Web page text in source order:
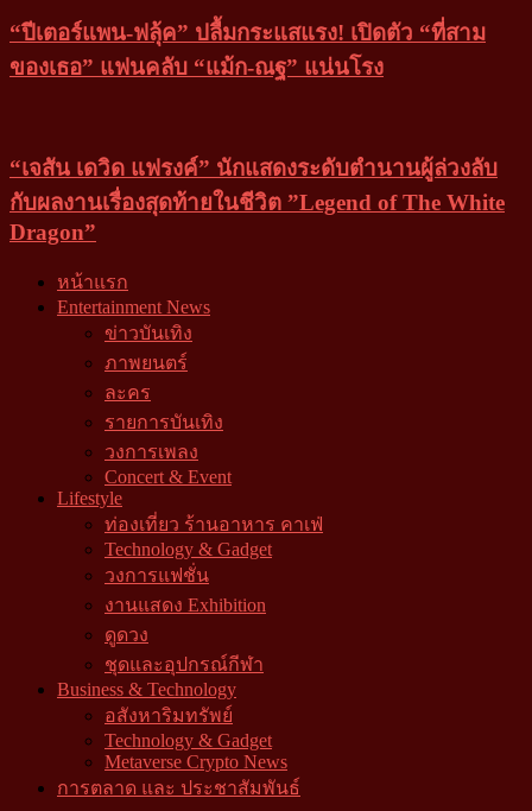
“ปีเตอร์แพน-ฟลุ้ค” ปลื้มกระแสแรง! เปิดตัว “ที่สาม
ของเธอ” แฟนคลับ “แม้ก-ณฐ” แน่นโรง
“เจสัน เดวิด แฟรงค์” นักแสดงระดับตำนานผู้ล่วงลับ
กับผลงานเรื่องสุดท้ายในชีวิต ”Legend of The White
Dragon”
หน้าแรก
Entertainment News
ข่าวบันเทิง
ภาพยนตร์
ละคร
รายการบันเทิง
วงการเพลง
Concert & Event
Lifestyle
ท่องเที่ยว ร้านอาหาร คาเฟ่
Technology & Gadget
วงการแฟชั่น
งานแสดง Exhibition
ดูดวง
ชุดและอุปกรณ์กีฬา
Business & Technology
อสังหาริมทรัพย์
Technology & Gadget
Metaverse Crypto News
การตลาด และ ประชาสัมพันธ์